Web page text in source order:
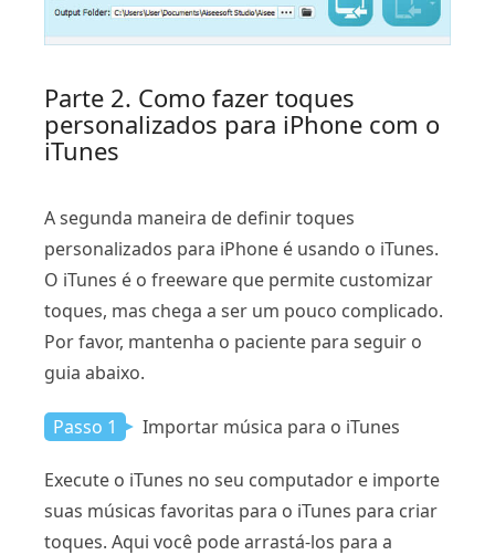
Parte 2. Como fazer toques
personalizados para iPhone com o
iTunes
A segunda maneira de definir toques
personalizados para iPhone é usando o iTunes.
O iTunes é o freeware que permite customizar
toques, mas chega a ser um pouco complicado.
Por favor, mantenha o paciente para seguir o
guia abaixo.
Passo 1 Importar música para o iTunes
Execute o iTunes no seu computador e importe
suas músicas favoritas para o iTunes para criar
toques. Aqui você pode arrastá-los para a